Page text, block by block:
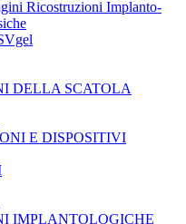
Ricostruzioni Implanto-
DELLA SCATOLA
E DISPOSITIVI
IMPLANTOLOGICHE